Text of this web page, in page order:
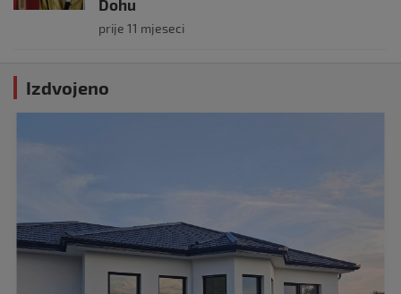
Dohu
prije 11 mjeseci
Izdvojeno